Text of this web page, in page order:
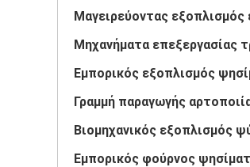
Γραμμή παραγωγής
Βιομηχανικός εξοπλισμός
Εμπορικός φούρνος